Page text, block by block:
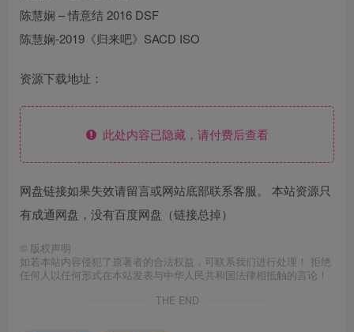
陈慧娴 – 情意结 2016 DSF
陈慧娴-2019《归来吧》SACD ISO
资源下载地址：
此处内容已隐藏，请付费后查看
网盘链接如果失效请留言或网站底部联系客服。 本站资源只
有成通网盘，没有百度网盘（链接总掉）
© 版权声明
如若本站内容侵犯了原著者的合法权益，可联系我们进行处理！ 拒绝
任何人以任何形式在本站发表与中华人民共和国法律相抵触的言论！
THE END